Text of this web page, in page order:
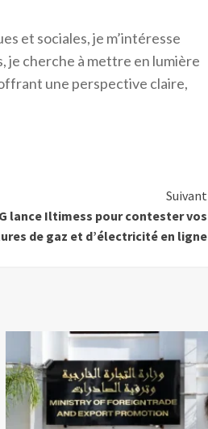
et sociales, je m’intéresse
je cherche à mettre en lumière
une perspective claire,
Suivant
lance Iltimess pour contester vos
de gaz et d’électricité en ligne